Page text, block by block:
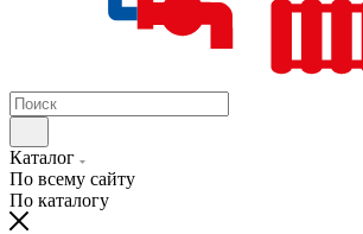
Каталог
По всему сайту
По каталогу